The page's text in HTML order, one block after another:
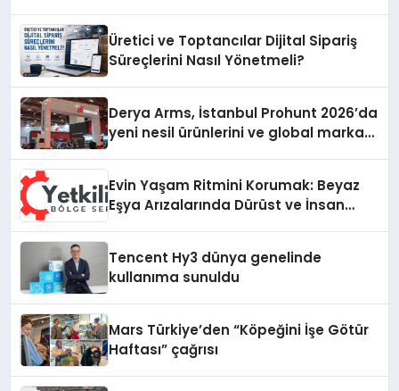
Üretici ve Toptancılar Dijital Sipariş
Süreçlerini Nasıl Yönetmeli?
Derya Arms, İstanbul Prohunt 2026’da
yeni nesil ürünlerini ve global marka
Evin Yaşam Ritmini Korumak: Beyaz
Eşya Arızalarında Dürüst ve İnsan
Tencent Hy3 dünya genelinde
kullanıma sunuldu
Mars Türkiye’den “Köpeğini İşe Götür
Haftası” çağrısı